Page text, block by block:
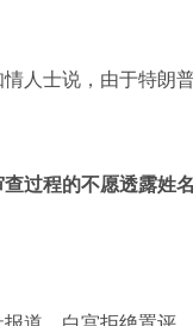
人士说，由于特朗
过程的不愿透露姓